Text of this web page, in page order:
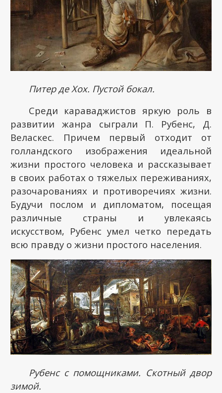
Питер де Хох. Пустой бокал.
Среди караваджистов яркую роль в
развитии жанра сыграли П. Рубенс, Д.
Веласкес. Причем первый отходит от
голландского изображения идеальной
жизни простого человека и рассказывает
в своих работах о тяжелых переживаниях,
разочарованиях и противоречиях жизни.
Будучи послом и дипломатом, посещая
различные страны и увлекаясь
искусством, Рубенс умел четко передать
всю правду о жизни простого населения.
Рубенс с помощниками. Скотный двор
зимой.